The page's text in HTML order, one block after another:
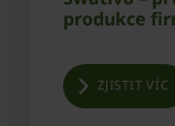
produkce
ZJISTIT VÍC